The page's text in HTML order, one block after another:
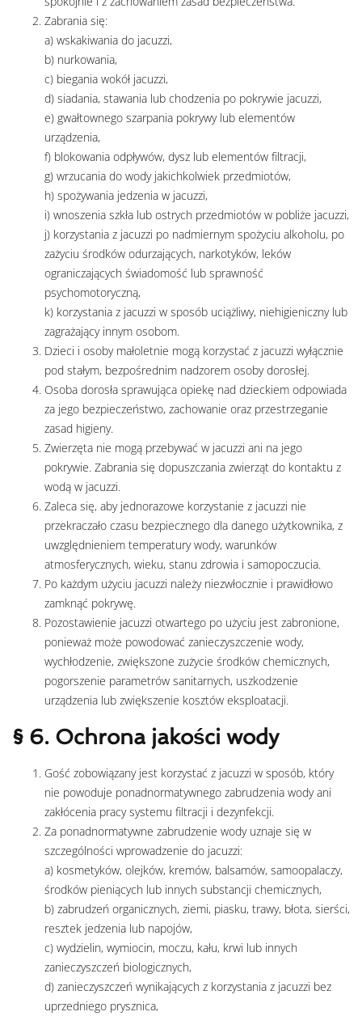
Zabrania się:
a) wskakiwania do jacuzzi,
b) nurkowania,
c) biegania wokół jacuzzi,
d) siadania, stawania lub chodzenia po pokrywie jacuzzi,
e) gwałtownego szarpania pokrywy lub elementów
urządzenia,
f) blokowania odpływów, dysz lub elementów filtracji,
g) wrzucania do wody jakichkolwiek przedmiotów,
h) spożywania jedzenia w jacuzzi,
i) wnoszenia szkła lub ostrych przedmiotów w pobliże jacuzzi,
j) korzystania z jacuzzi po nadmiernym spożyciu alkoholu, po
zażyciu środków odurzających, narkotyków, leków
ograniczających świadomość lub sprawność
psychomotoryczną,
k) korzystania z jacuzzi w sposób uciążliwy, niehigieniczny lub
zagrażający innym osobom.
Dzieci i osoby małoletnie mogą korzystać z jacuzzi wyłącznie
pod stałym, bezpośrednim nadzorem osoby dorosłej.
Osoba dorosła sprawująca opiekę nad dzieckiem odpowiada
za jego bezpieczeństwo, zachowanie oraz przestrzeganie
zasad higieny.
Zwierzęta nie mogą przebywać w jacuzzi ani na jego
pokrywie. Zabrania się dopuszczania zwierząt do kontaktu z
wodą w jacuzzi.
Zaleca się, aby jednorazowe korzystanie z jacuzzi nie
przekraczało czasu bezpiecznego dla danego użytkownika, z
uwzględnieniem temperatury wody, warunków
atmosferycznych, wieku, stanu zdrowia i samopoczucia.
Po każdym użyciu jacuzzi należy niezwłocznie i prawidłowo
zamknąć pokrywę.
Pozostawienie jacuzzi otwartego po użyciu jest zabronione,
ponieważ może powodować zanieczyszczenie wody,
wychłodzenie, zwiększone zużycie środków chemicznych,
pogorszenie parametrów sanitarnych, uszkodzenie
urządzenia lub zwiększenie kosztów eksploatacji.
§ 6. Ochrona jakości wody
Gość zobowiązany jest korzystać z jacuzzi w sposób, który
nie powoduje ponadnormatywnego zabrudzenia wody ani
zakłócenia pracy systemu filtracji i dezynfekcji.
Za ponadnormatywne zabrudzenie wody uznaje się w
szczególności wprowadzenie do jacuzzi:
a) kosmetyków, olejków, kremów, balsamów, samoopalaczy,
środków pieniących lub innych substancji chemicznych,
b) zabrudzeń organicznych, ziemi, piasku, trawy, błota, sierści,
resztek jedzenia lub napojów,
c) wydzielin, wymiocin, moczu, kału, krwi lub innych
zanieczyszczeń biologicznych,
d) zanieczyszczeń wynikających z korzystania z jacuzzi bez
uprzedniego prysznica,